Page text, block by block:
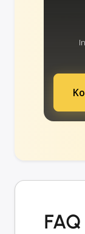
FAQ